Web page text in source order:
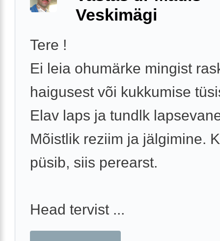
Veskimägi
Tere !
Ei leia ohumärke mingist
haigusest või kukkumise
Elav laps ja tundlk
Mõistlik reziim ja jälgimine.
püsib, siis perearst.
Head tervist ...